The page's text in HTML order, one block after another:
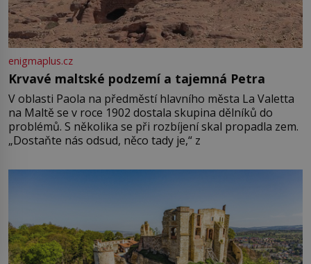
enigmaplus.cz
Krvavé maltské podzemí a tajemná Petra
V oblasti Paola na předměstí hlavního města La Valetta
na Maltě se v roce 1902 dostala skupina dělníků do
problémů. S několika se při rozbíjení skal propadla zem.
„Dostaňte nás odsud, něco tady je,“ z